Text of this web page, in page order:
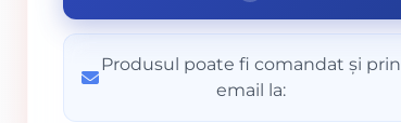
Produsul poate fi comandat și prin
email la: